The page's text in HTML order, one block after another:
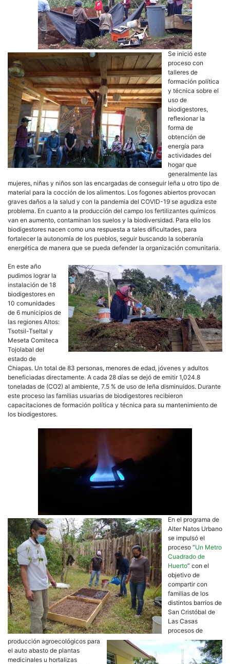
Se inició este
proceso con
talleres de
formación política
y técnica sobre el
uso de
biodigestores,
reflexionar la
forma de
obtención de
energía para
actividades del
hogar que
generalmente las
mujeres, niñas y niños son las encargadas de conseguir leña u otro tipo de
material para la cocción de los alimentos. Los fogones abiertos provocan
graves daños a la salud y con la pandemia del COVID-19 se agudiza este
problema. En cuanto a la producción del campo los fertilizantes químicos
van en aumento, contaminan los suelos y la biodiversidad. Para ello los
biodigestores nacen como una respuesta a tales dificultades, para
fortalecer la autonomía de los pueblos, seguir buscando la soberanía
energética de manera que se pueda defender la organización comunitaria.
En este año
pudimos lograr la
instalación de 18
biodigestores en
10 comunidades
de 6 municipios de
las regiones Altos:
Tsotsil-Tseltal y
Meseta Comiteca
Tojolabal del
estado de
Chiapas. Un total de 83 personas, menores de edad, jóvenes y adultos
beneficiadas directamente. A cada 28 días se dejó de emitir 1,024.8
toneladas de (CO2) al ambiente, 7.5 % de uso de leña disminuidos. Durante
este proceso las familias usuarias de biodigestores recibieron
capacitaciones de formación política y técnica para su mantenimiento de
los biodigestores.
En el programa de
Alter Natos Urbano
se impulsó el
proceso “Un Metro
Cuadrado de
Huerto” con el
objetivo de
compartir con
familias de los
distintos barrios de
San Cristóbal de
Las Casas
procesos de
producción agroecológicos para
el auto abasto de plantas
medicinales u hortalizas